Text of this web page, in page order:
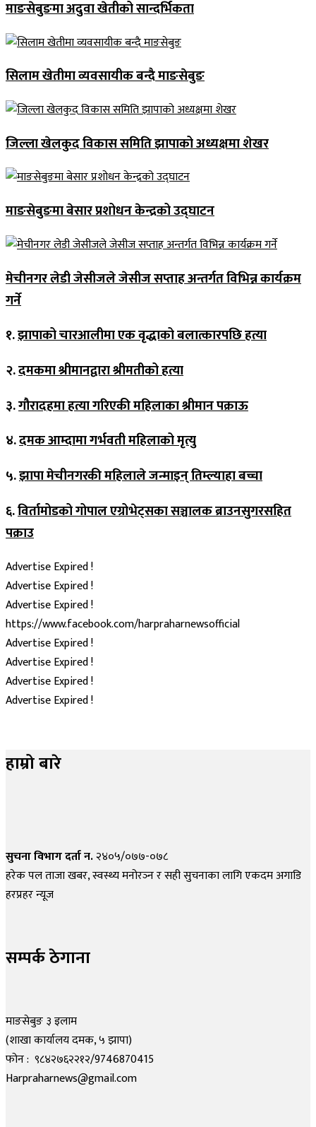
माङसेबुङमा अदुवा खेतीको सान्दर्भिकता
सिलाम खेतीमा व्यवसायीक बन्दै माङसेबुङ
जिल्ला खेलकुद विकास समिति झापाको अध्यक्षमा शेखर
माङसेबुङमा बेसार प्रशोधन केन्द्रको उद्घाटन
मेचीनगर लेडी जेसीजले जेसीज सप्ताह अन्तर्गत विभिन्न कार्यक्रम
गर्ने
१.झापाको चारआलीमा एक वृद्धाको बलात्कारपछि हत्या
२.दमकमा श्रीमानद्वारा श्रीमतीको हत्या
३.गौरादहमा हत्या गरिएकी महिलाका श्रीमान पक्राऊ
४.दमक आम्दामा गर्भवती महिलाको मृत्यु
५.झापा मेचीनगरकी महिलाले जन्माइन् तिम्ल्याहा बच्चा
६.विर्तामोडको गोपाल एग्रोभेट्सका सञ्चालक ब्राउनसुगरसहित
पक्राउ
Advertise Expired !
Advertise Expired !
Advertise Expired !
https://www.facebook.com/harpraharnewsofficial
Advertise Expired !
Advertise Expired !
Advertise Expired !
Advertise Expired !
हाम्रो बारे
सुचना विभाग दर्ता न.२४०५/०७७-०७८
हरेक पल ताजा खबर, स्वस्थ्य मनोरञ्न र सही सुचनाका लागि एकदम अगाडि
हरप्रहर न्यूज
सम्पर्क ठेगाना
माङसेबुङ ३ इलाम
(शाखा कार्यालय दमक, ५ झापा)
फोन : ९८४२७६२२१२/9746870415
Harpraharnews@gmail.com